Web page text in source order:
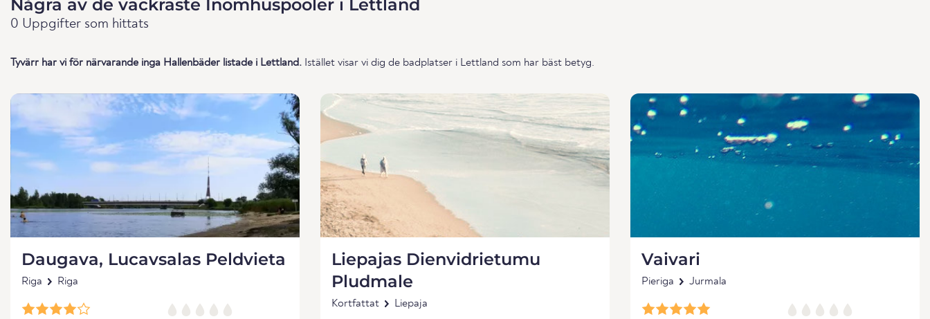
Några av de vackraste Inomhuspooler i Lettland
0 Uppgifter som hittats
Tyvärr har vi för närvarande inga Hallenbäder listade i Lettland. Istället visar vi dig de badplatser i Lettland som har bäst betyg.
Daugava, Lucavsalas Peldvieta
Riga Riga
Liepajas Dienvidrietumu
Pludmale
Kortfattat Liepaja
Vaivari
Pieriga Jurmala